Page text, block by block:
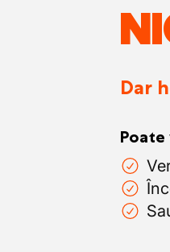
Dar
Poate